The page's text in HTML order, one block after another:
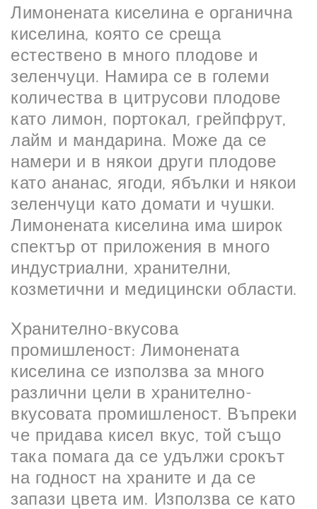
Лимонената киселина е органична
киселина, която се среща
естествено в много плодове и
зеленчуци. Намира се в големи
количества в цитрусови плодове
като лимон, портокал, грейпфрут,
лайм и мандарина. Може да се
намери и в някои други плодове
като ананас, ягоди, ябълки и някои
зеленчуци като домати и чушки.
Лимонената киселина има широк
спектър от приложения в много
индустриални, хранителни,
козметични и медицински области.
Хранително-вкусова
промишленост: Лимонената
киселина се използва за много
различни цели в хранително-
вкусовата промишленост. Въпреки
че придава кисел вкус, той също
така помага да се удължи срокът
на годност на храните и да се
запази цвета им. Използва се като